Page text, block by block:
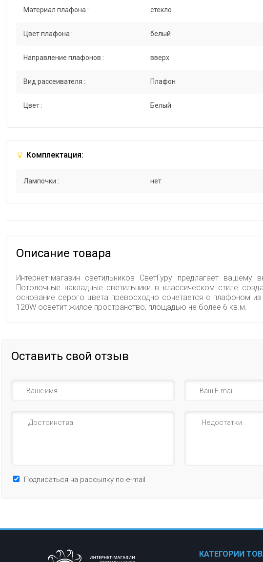
Материал плафона : стекло
Цвет плафона : белый
Направление плафонов : вверх
Вид рассеивателя : Плафон
Цвет : Белый
Комплектация:
Лампочки : нет
Описание товара
Интернет-магазин светильников СветГуру предлагает
Потолочные накладные светильники в классическом стиле
основание серого цвета превосходно сочетается с плафоном
120W осветит жилое пространство, площадью не более 6 кв.м.
Оставить свой отзыв
Подписаться на рассылку по e-mail
КАТЕГОРИИ